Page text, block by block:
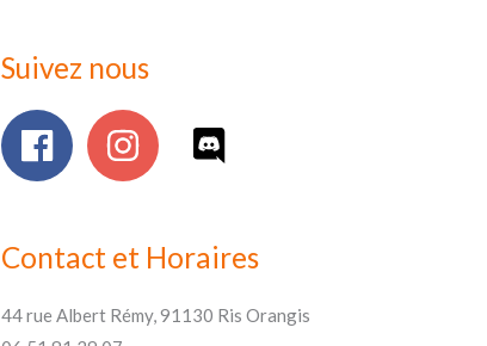
Suivez nous
Contact et Horaires
44 rue Albert Rémy, 91130 Ris Orangis